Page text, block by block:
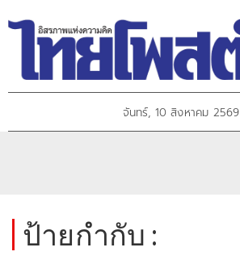
จันทร์, 10 สิงหาคม 2569
ป้ายกำกับ :